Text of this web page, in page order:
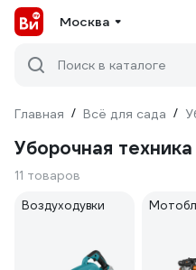
Москва
Поиск в каталоге
Главная / Всё для сада /
Уборочная
11 товаров
Воздуходувки